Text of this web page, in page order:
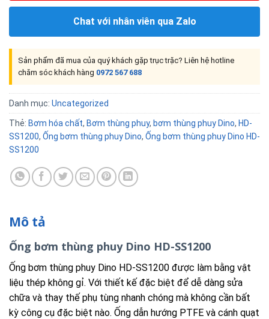
Chat với nhân viên qua Zalo
Sản phẩm đã mua của quý khách gặp trục trặc? Liên hệ hotline
chăm sóc khách hàng 0972 567 688
Danh mục: Uncategorized
Thẻ: Bơm hóa chất, Bơm thùng phuy, bơm thùng phuy Dino, HD-
SS1200, Ống bơm thùng phuy Dino, Ống bơm thùng phuy Dino HD-
SS1200
Mô tả
Ống bơm thùng phuy Dino HD-SS1200
Ống bơm thùng phuy Dino HD-SS1200 được làm bằng vật
liệu thép không gỉ. Với thiết kế đặc biệt để dễ dàng sửa
chữa và thay thế phụ tùng nhanh chóng mà không cần bất
kỳ công cụ đặc biệt nào. Ống dẫn hướng PTFE và cánh quạt